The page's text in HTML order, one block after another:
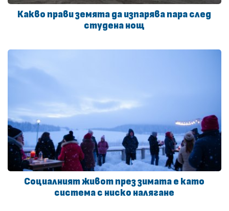
Какво прави земята да изпарява пара след
студена нощ
Социалният живот през зимата е като
система с ниско налягане